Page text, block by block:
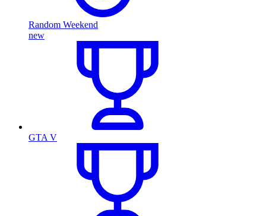
Random Weekend
new
GTA V